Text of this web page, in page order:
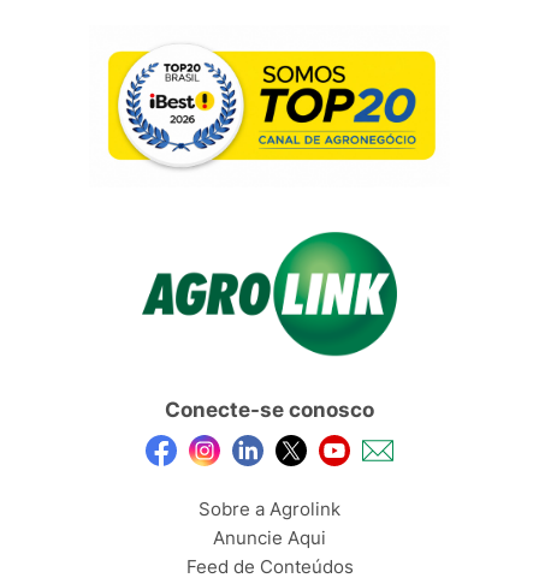
Conecte-se conosco
Sobre a Agrolink
Anuncie Aqui
Feed de Conteúdos